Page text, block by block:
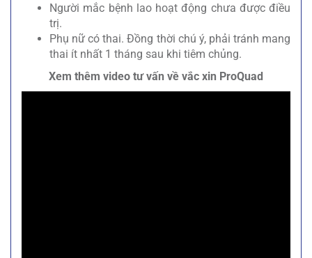
Người mắc bệnh lao hoạt động chưa được điều
trị.
Phụ nữ có thai. Đồng thời chú ý, phải tránh mang
thai ít nhất 1 tháng sau khi tiêm chủng.
Xem thêm video tư vấn về vắc xin ProQuad